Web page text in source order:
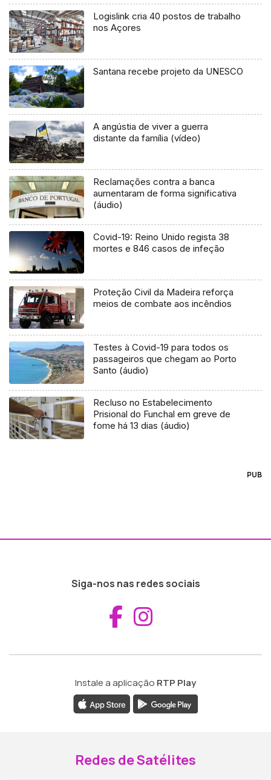
Logislink cria 40 postos de trabalho
nos Açores
Santana recebe projeto da UNESCO
A angústia de viver a guerra
distante da família (vídeo)
Reclamações contra a banca
aumentaram de forma significativa
(áudio)
Covid-19: Reino Unido regista 38
mortes e 846 casos de infeção
Proteção Civil da Madeira reforça
meios de combate aos incêndios
Testes à Covid-19 para todos os
passageiros que chegam ao Porto
Santo (áudio)
Recluso no Estabelecimento
Prisional do Funchal em greve de
fome há 13 dias (áudio)
PUB
Siga-nos nas redes sociais
Aceder ao
Instale a aplicação RTP Play
Redes de Satélites